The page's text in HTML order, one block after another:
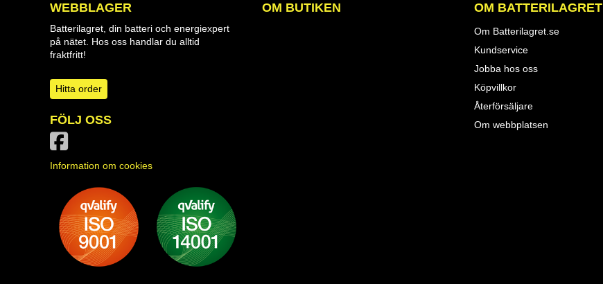
WEBBLAGER
Batterilagret, din batteri och energiexpert
på nätet. Hos oss handlar du alltid
fraktfritt!
Hitta order
FÖLJ OSS
Information om cookies
OM BUTIKEN OM BATTERILAGRET
Om Batterilagret.se
Kundservice
Jobba hos oss
Köpvillkor
Återförsäljare
Om webbplatsen